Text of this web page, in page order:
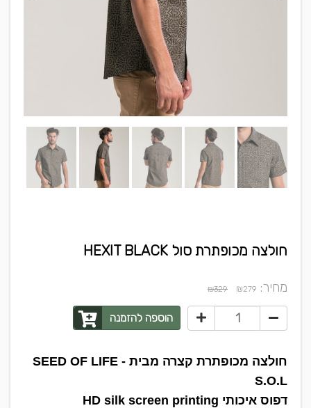
חולצה מכופתרת סול HEXIT BLACK
מחיר: ₪279
₪329
הוספה להזמנה
חולצה מכופתרת קצרה מבית SEED OF LIFE -
S.O.L
דפוס איכותי HD silk screen printing